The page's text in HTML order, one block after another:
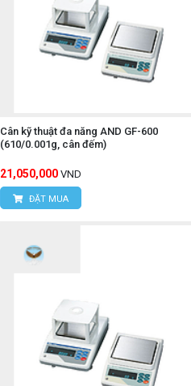
Cân kỹ thuật đa năng AND GF-600
(610/0.001g, cân đếm)
21,050,000 VND
ĐẶT MUA